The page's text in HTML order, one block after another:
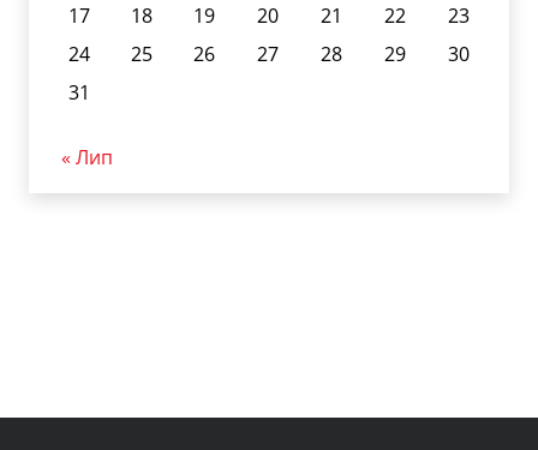
17
18 19 20 21 22
23
24
25 26 27 28 29
30
31
« Лип